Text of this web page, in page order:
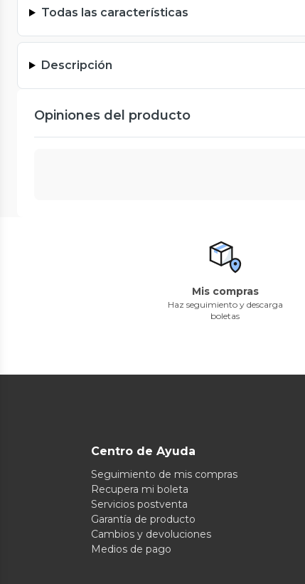
Todas las características
Descripción
Opiniones del producto
Mis compras
Haz seguimiento y descarga
boletas
Centro de Ayuda
Seguimiento de mis compras
Recupera mi boleta
Servicios postventa
Garantía de producto
Cambios y devoluciones
Medios de pago